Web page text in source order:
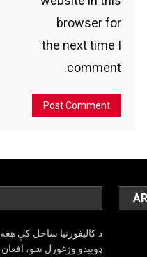
browser for
the next time I
comment.
د کالیفورنیا ساحل کې
ډوبیدو وژغورل شو، افغان